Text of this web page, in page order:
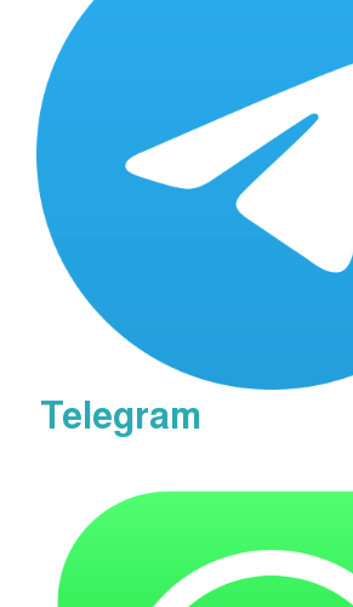
Telegram